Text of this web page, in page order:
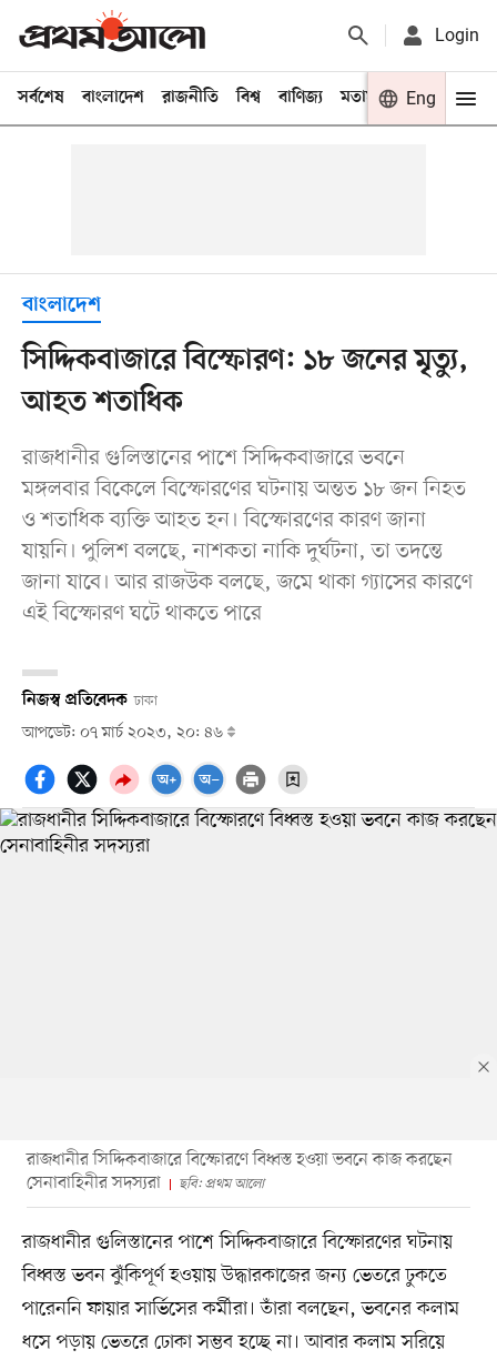
Login
সর্বশেষ বাংলাদেশ রাজনীতি বিশ্ব বাণিজ্য মতামত খেলা
Eng
বাংলাদেশ
সিদ্দিকবাজারে বিস্ফোরণ: ১৮ জনের মৃত্যু,
আহত শতাধিক
রাজধানীর গুলিস্তানের পাশে সিদ্দিকবাজারে ভবনে
মঙ্গলবার বিকেলে বিস্ফোরণের ঘটনায় অন্তত ১৮ জন নিহত
ও শতাধিক ব্যক্তি আহত হন। বিস্ফোরণের কারণ জানা
যায়নি। পুলিশ বলছে, নাশকতা নাকি দুর্ঘটনা, তা তদন্তে
জানা যাবে। আর রাজউক বলছে, জমে থাকা গ্যাসের কারণে
এই বিস্ফোরণ ঘটে থাকতে পারে
নিজস্ব প্রতিবেদক ঢাকা
আপডেট: ০৭ মার্চ ২০২৩, ২০: ৪৬
রাজধানীর সিদ্দিকবাজারে বিস্ফোরণে বিধ্বস্ত হওয়া ভবনে কাজ করছেন
সেনাবাহিনীর সদস্যরা
ছবি: প্রথম আলো
রাজধানীর গুলিস্তানের পাশে সিদ্দিকবাজারে বিস্ফোরণের ঘটনায়
বিধ্বস্ত ভবন ঝুঁকিপূর্ণ হওয়ায় উদ্ধারকাজের জন্য ভেতরে ঢুকতে
পারেননি ফায়ার সার্ভিসের কর্মীরা। তাঁরা বলছেন, ভবনের কলাম
ধসে পড়ায় ভেতরে ঢোকা সম্ভব হচ্ছে না। আবার কলাম সরিয়ে